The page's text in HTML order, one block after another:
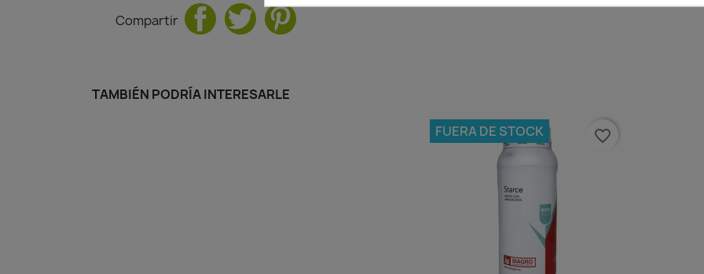
Compartir
TAMBIÉN PODRÍA INTERESARLE
FUERA DE STOCK favorite_border